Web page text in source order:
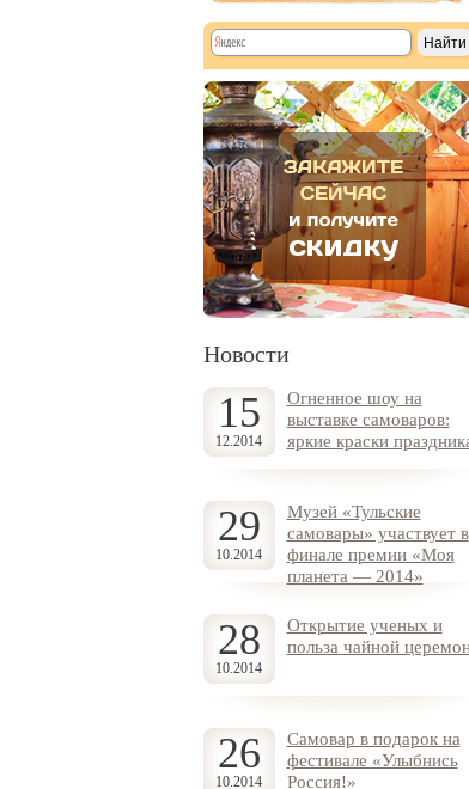
Новости
15
12.2014
Огненное шоу на
выставке самоваров:
яркие краски
29
10.2014
Музей «Тульские
самовары» участвует в
финале премии «Моя
планета — 2014»
28
10.2014
Открытие ученых и
польза чайной
26
10.2014
Самовар в подарок на
фестивале «Улыбнись
Россия!»